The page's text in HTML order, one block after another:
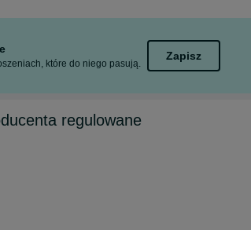
które do niego pasują.
Zapisz
regulowane